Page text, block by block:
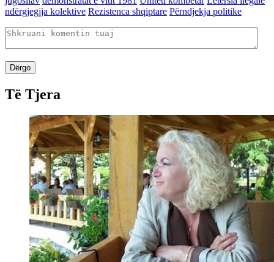
ndërgjegjja kolektive Rezistenca shqiptare Përndjekja politike
Dërgo
Të Tjera